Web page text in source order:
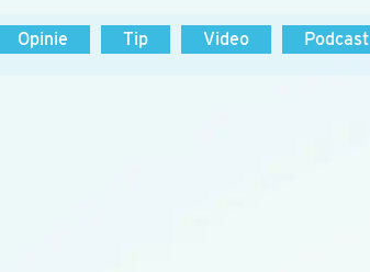
Opinie Tip Video Podcast